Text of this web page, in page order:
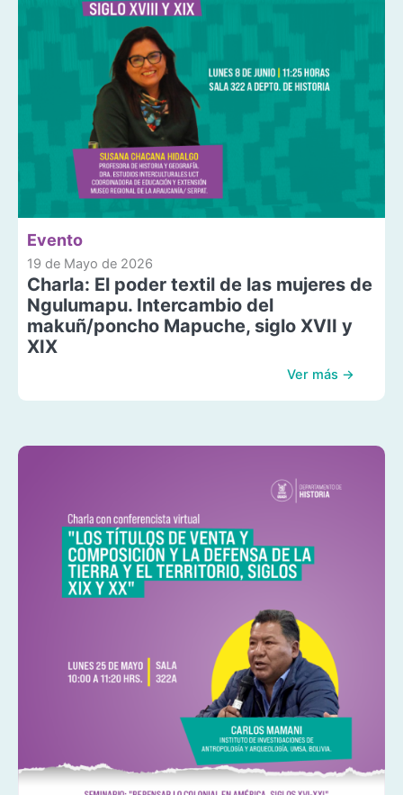
Evento
19 de Mayo de 2026
Charla: El poder textil de las mujeres de
Ngulumapu. Intercambio del
makuñ/poncho Mapuche, siglo XVII y
XIX
Ver más →